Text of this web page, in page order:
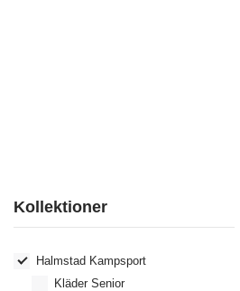
Kollektioner
Halmstad Kampsport
Kläder Senior